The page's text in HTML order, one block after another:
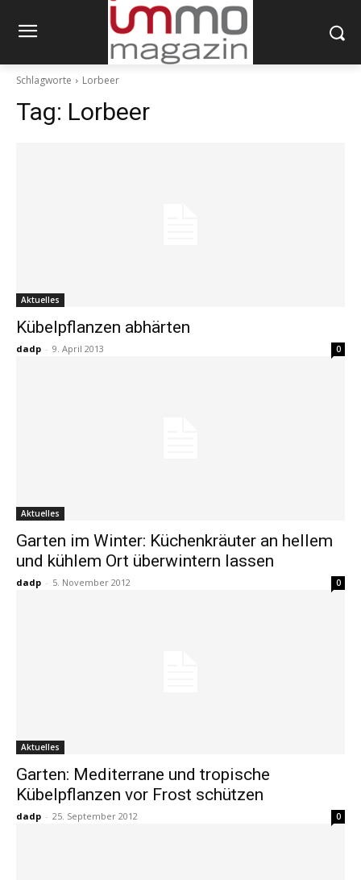
Schlagworte Lorbeer
Tag: Lorbeer
Aktuelles
Kübelpflanzen abhärten
dadp - 9. April 2013 0
Aktuelles
Garten im Winter: Küchenkräuter an hellem
und kühlem Ort überwintern lassen
dadp - 5. November 2012 0
Aktuelles
Garten: Mediterrane und tropische
Kübelpflanzen vor Frost schützen
dadp - 25. September 2012 0